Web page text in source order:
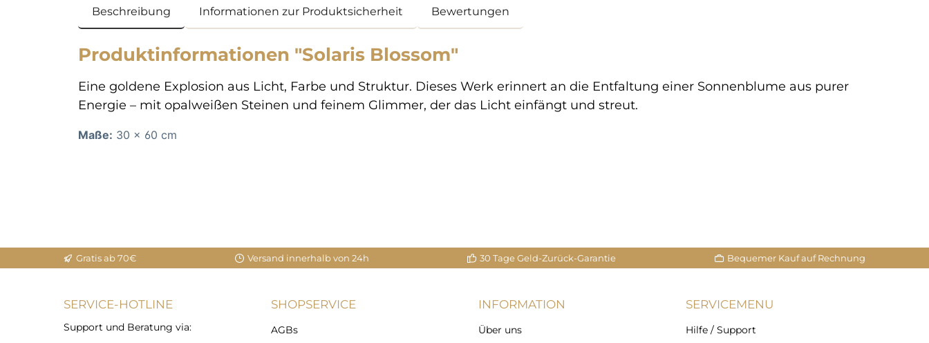
Beschreibung Informationen zur Produktsicherheit Bewertungen
Produktinformationen "Solaris Blossom"
Eine goldene Explosion aus Licht, Farbe und Struktur. Dieses Werk erinnert an die Entfaltung einer Sonnenblume aus purer
Energie – mit opalweißen Steinen und feinem Glimmer, der das Licht einfängt und streut.
Maße: 30 × 60 cm
Gratis ab 70€ Versand innerhalb von 24h 30 Tage Geld-Zurück-Garantie Bequemer Kauf auf Rechnung
SERVICE-HOTLINE
Support und Beratung via:
SHOPSERVICE
AGBs
INFORMATION
Über uns
SERVICEMENU
Hilfe / Support